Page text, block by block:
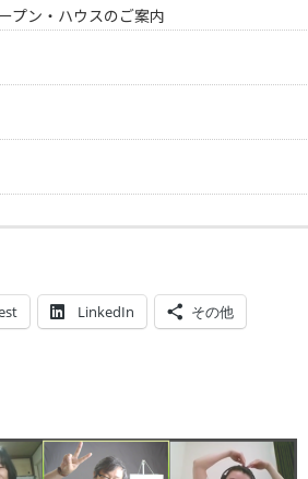
プン・ハウスのご案内
LinkedIn その他